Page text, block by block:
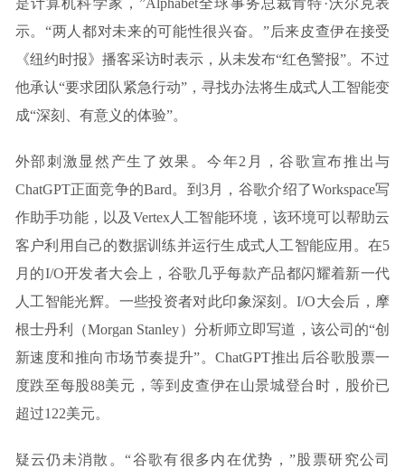
示。“两人都对未来的可能性很兴奋。”后来皮查伊在接受
《纽约时报》播客采访时表示，从未发布“红色警报”。不过
他承认“要求团队紧急行动”，寻找办法将生成式人工智能变
成“深刻、有意义的体验”。
外部刺激显然产生了效果。今年2月，谷歌宣布推出与
ChatGPT正面竞争的Bard。到3月，谷歌介绍了Workspace写
作助手功能，以及Vertex人工智能环境，该环境可以帮助云
客户利用自己的数据训练并运行生成式人工智能应用。在5
月的I/O开发者大会上，谷歌几乎每款产品都闪耀着新一代
人工智能光辉。一些投资者对此印象深刻。I/O大会后，摩
根士丹利（Morgan Stanley）分析师立即写道，该公司的“创
新速度和推向市场节奏提升”。ChatGPT推出后谷歌股票一
度跌至每股88美元，等到皮查伊在山景城登台时，股价已
超过122美元。
疑云仍未消散。“谷歌有很多内在优势，”股票研究公司